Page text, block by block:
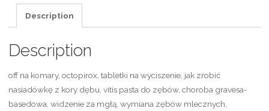
Description
Description
off na komary, octopirox, tabletki na wyciszenie, jak zrobić
nasiadówkę z kory dębu, vitis pasta do zębów, choroba gravesa-
basedowa, widzenie za mgłą, wymiana zębów mlecznych,